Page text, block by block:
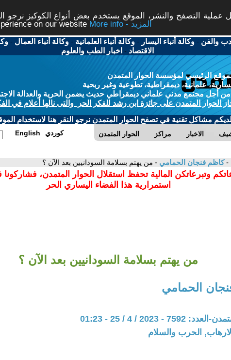
عملية التصفح والنشر، الموقع يستخدم بعض أنواع الكوكيز نرجو
on our website
More info - المزيد
والفن -وكالة أنباء اليسار -وكالة أنباء العلمانية -وكالة أنباء العمال -
الاقتصاد - اخبار الطب والعلوم
الرئيسي لمؤسسة الحوار المتمدن
علمانية، ديمقراطية، تطوعية وغير ربحية
أجل مجتمع مدني علماني ديمقراطي حديث يضمن الحرية والعدالة
الحوار المتمدن على جائزة ابن رشد للفكر الحر والتى نالها أعلام في
لديكم مشاكل تقنية في تصفح الحوار المتمدن نرجو النقر هنا لاستخدام
الحوار المتمدن مراكز الاخبار English كوردي
-كاظم فنجان الحمامي - من يهتم بسلامة السودانيين بعد الآن ؟
وتبرعاتكن المالية تحفظ استقلال الحوار المتمدن،
استمرارية هذا الفضاء اليساري الحر
من يهتم بسلامة السودانيين بعد الآن ؟
الحمامي
7592 - 2023 / 4 / 25 - 01:23
الحرب والسلام